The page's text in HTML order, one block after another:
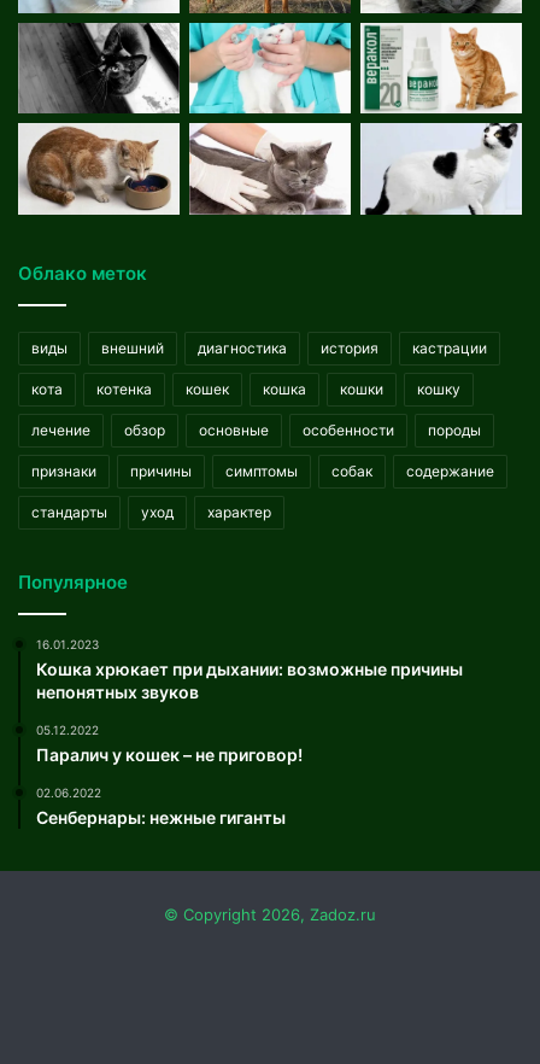
Облако меток
виды внешний диагностика история кастрации
кота котенка кошек кошка кошки кошку
лечение обзор основные особенности породы
признаки причины симптомы собак содержание
стандарты уход характер
Популярное
16.01.2023
Кошка хрюкает при дыхании: возможные причины
непонятных звуков
05.12.2022
Паралич у кошек – не приговор!
02.06.2022
Сенбернары: нежные гиганты
© Copyright 2026, Zadoz.ru